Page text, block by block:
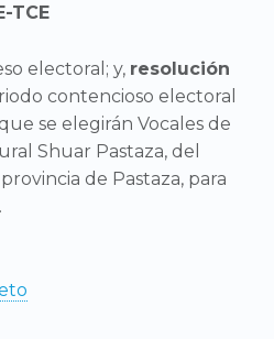
TCE
electoral; y, resolución
contencioso electoral
se elegirán Vocales de
Shuar Pastaza, del
de Pastaza, para